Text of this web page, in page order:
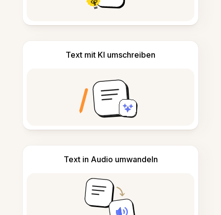
Text mit KI umschreiben
Text in Audio umwandeln